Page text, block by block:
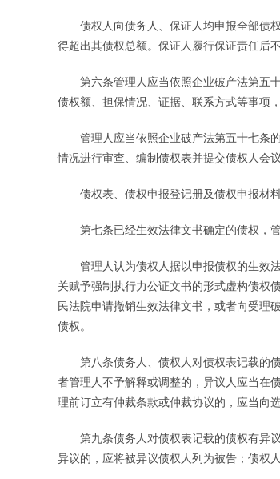
债权人向债务人、保证人均申报全部债权
得超出其债权总额。保证人履行保证责任后
第六条管理人应当依照企业破产法第五十
债权额、担保情况、证据、联系方式等事项
管理人应当依照企业破产法第五十七条的
情况进行审查、编制债权表并提交债权人会议
债权表、债权申报登记册及债权申报材料
第七条已经生效法律文书确定的债权，管
管理人认为债权人据以申报债权的生效法
关赋予强制执行力公证文书的形式虚构债权
民法院申请撤销生效法律文书，或者向受理
债权。
第八条债务人、债权人对债权表记载的债
者管理人不予解释或调整的，异议人应当在
理前订立有仲裁条款或仲裁协议的，应当向
第九条债务人对债权表记载的债权有异议
异议的，应将被异议债权人列为被告；债权